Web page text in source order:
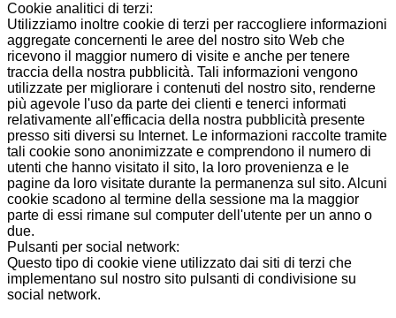
Cookie analitici di terzi:
Utilizziamo inoltre cookie di terzi per raccogliere informazioni
aggregate concernenti le aree del nostro sito Web che
ricevono il maggior numero di visite e anche per tenere
traccia della nostra pubblicità. Tali informazioni vengono
utilizzate per migliorare i contenuti del nostro sito, renderne
più agevole l'uso da parte dei clienti e tenerci informati
relativamente all'efficacia della nostra pubblicità presente
presso siti diversi su Internet. Le informazioni raccolte tramite
tali cookie sono anonimizzate e comprendono il numero di
utenti che hanno visitato il sito, la loro provenienza e le
pagine da loro visitate durante la permanenza sul sito. Alcuni
cookie scadono al termine della sessione ma la maggior
parte di essi rimane sul computer dell'utente per un anno o
due.
Pulsanti per social network:
Questo tipo di cookie viene utilizzato dai siti di terzi che
implementano sul nostro sito pulsanti di condivisione su
social network.